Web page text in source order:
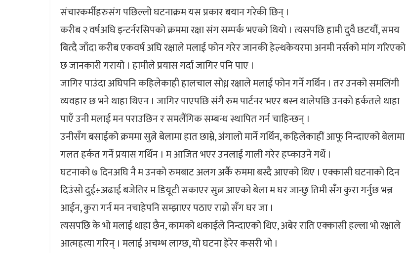
संचारकर्मीहरुसंग पछिल्लो घटनाक्रम यस प्रकार बयान गरेकी छिन् ।
करीब २ वर्षअघि इन्टर्नरसिपको क्रममा रक्षा संग सम्पर्क भएको थियो । त्यसपछि हामी दुवै छटयौं, समय
बित्दै जाँदा करीब एकवर्ष अघि रक्षाले मलाई फोन गरेर जानकी हेल्थकेयरमा अनमी नर्सको मांग गरिएको
छ जानकारी गरायो । हामीले प्रयास गर्दा जागिर पनि पाए ।
जागिर पाउंदा अघिपनि कहिलेकाही हालचाल सोध्न रक्षाले मलाई फोन गर्ने गर्थिन । तर उनको समलिंगी
व्यवहार छ भने थाहा थिएन । जागिर पाएपछि संगै रुम पार्टनर भएर बस्न थालेपछि उनको हर्कतले थाहा
पाएँ उनी मलाई मन पराउछिन र समलैंगिक सम्बन्ध स्थापित गर्न चाहिन्छन् ।
उनीसँग बसाईको क्रममा सुत्ने बेलामा हात छाम्ने, अंगालो मार्ने गर्थिन, कहिलेकाहीं आफू निन्दाएको बेलामा
गलत हर्कत गर्ने प्रयास गर्थिन । म आजित भएर उनलाई गाली गरेर हप्काउने गर्थे ।
घटनाको ७ दिनअघि नै म उनको रुमबाट अलग अर्कै रुममा बस्दै आएको थिए । एक्कासी घटनाको दिन
दिउंसो दुई÷अढाई बजेतिर म डियूटी सकाएर सुत्न आएको बेला म घर जान्छु तिमी सँग कुरा गर्नुछ भन्न
आईन, कुरा गर्न मन नचाहेपनि सम्झाएर पठाए राम्रो सँग घर जा ।
त्यसपछि के भो मलाई थाहा छैन, कामको थकाईले निन्दाएको थिए, अबेर राति एक्कासी हल्ला भो रक्षाले
आत्महत्या गरिन् । मलाई अचम्भ लाग्छ, यो घटना हेरेर कसरी भो ।